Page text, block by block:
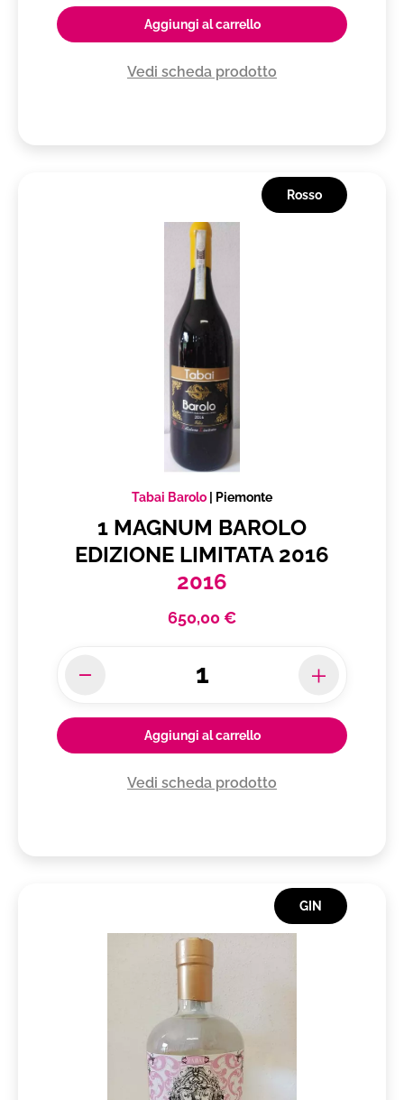
Aggiungi al carrello
Vedi scheda prodotto
Rosso
Tabai Barolo Piemonte
1 MAGNUM BAROLO
EDIZIONE LIMITATA 2016
2016
650,00 €
Aggiungi al carrello
Vedi scheda prodotto
GIN